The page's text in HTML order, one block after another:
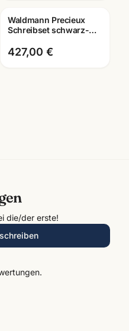
Gravur
Waldmann Precieux
Schreibset schwarz-
Kugelschreiber ·
8082/8078
427,00 €
die/der erste!